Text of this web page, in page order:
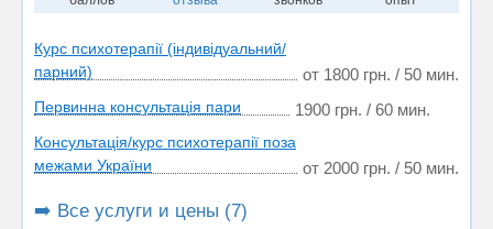
Курс психотерапії (індивідуальний/
парний)
от 1800 грн. / 50 мин.
Первинна консультація пари 1900 грн. / 60 мин.
Консультація/курс психотерапії поза
межами України
от 2000 грн. / 50 мин.
➡️ Все услуги и цены (7)